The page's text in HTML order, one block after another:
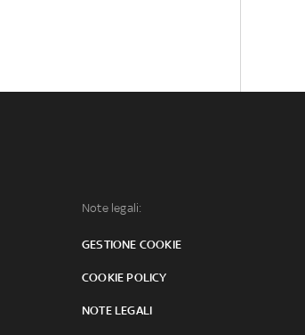
Note legali:
GESTIONE COOKIE
COOKIE POLICY
NOTE LEGALI